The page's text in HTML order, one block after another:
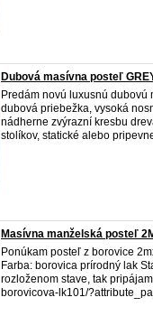
Dubová masívna posteľ
Predám novú luxusnú dubovú
dubová priebežka, vysoká
nádherne zvýrazní kresbu
stolíkov, statické alebo
Masívna manželská posteľ
Ponúkam posteľ z borovice
Farba: borovica prírodný lak
rozloženom stave, tak
borovicova-lk101/